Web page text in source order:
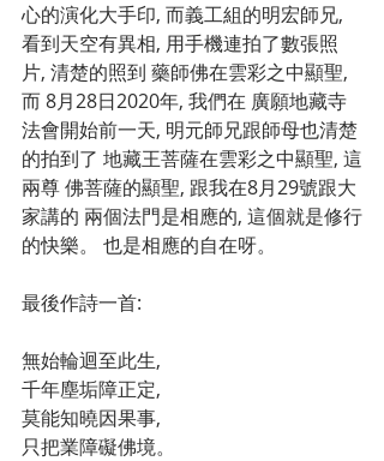
心的演化大手印, 而義工組的明宏師兄,
看到天空有異相, 用手機連拍了數張照
片, 清楚的照到 藥師佛在雲彩之中顯聖,
而 8月28日2020年, 我們在 廣願地藏寺
法會開始前一天, 明元師兄跟師母也清楚
的拍到了 地藏王菩薩在雲彩之中顯聖, 這
兩尊 佛菩薩的顯聖, 跟我在8月29號跟大
家講的 兩個法門是相應的, 這個就是修行
的快樂。 也是相應的自在呀。
最後作詩一首:
無始輪迴至此生,
千年塵垢障正定,
莫能知曉因果事,
只把業障礙佛境。